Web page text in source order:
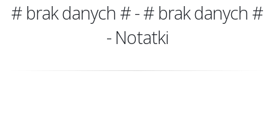
# brak danych # - # brak danych #
- Notatki